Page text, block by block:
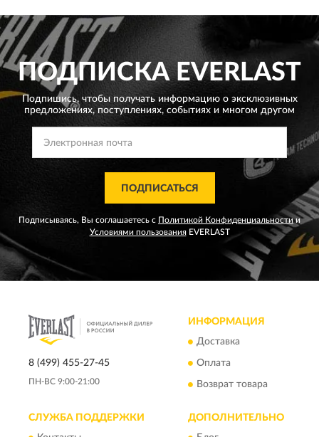
ПОДПИСКАEVERLAST
Подпишись, чтобы получать информацию о эксклюзивных
предложениях, поступлениях, событиях и многом другом
ПОДПИСАТЬСЯ
Подписываясь, Вы соглашаетесь с Политикой Конфиденциальности и
Условиями пользованияEVERLAST
8 (499) 455-27-45
ПН-ВС 9:00-21:00
ИНФОРМАЦИЯ
Доставка
Оплата
Возврат товара
СЛУЖБА ПОДДЕРЖКИ ДОПОЛНИТЕЛЬНО